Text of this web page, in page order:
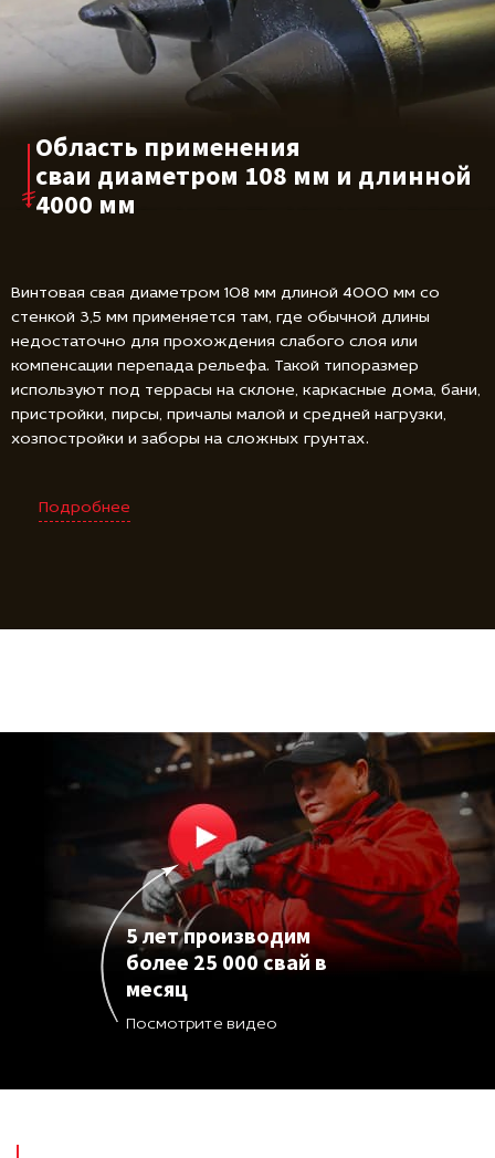
Область применения
сваи диаметром 108 мм и длинной
4000 мм
Винтовая свая диаметром 108 мм длиной 4000 мм со
стенкой 3,5 мм применяется там, где обычной длины
недостаточно для прохождения слабого слоя или
компенсации перепада рельефа. Такой типоразмер
используют под террасы на склоне, каркасные дома, бани,
пристройки, пирсы, причалы малой и средней нагрузки,
хозпостройки и заборы на сложных грунтах.
Подробнее
5 лет производим
более 25 000 свай в
месяц
Посмотрите видео